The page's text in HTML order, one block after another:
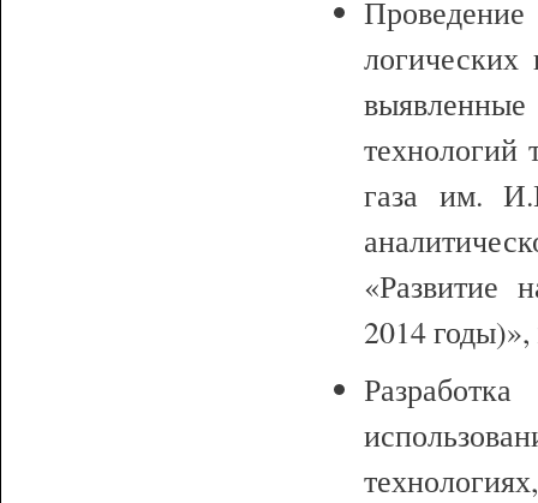
технологий
газа им.
«Развитие
2014